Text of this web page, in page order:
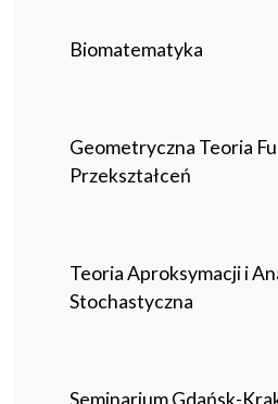
Biomatematyka
Geometryczna Teoria
Przekształceń
Teoria Aproksymacji i
Stochastyczna